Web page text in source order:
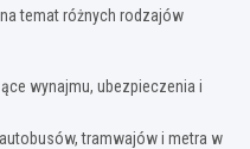
temat różnych rodzajów
wynajmu, ubezpieczenia i
tramwajów i metra w